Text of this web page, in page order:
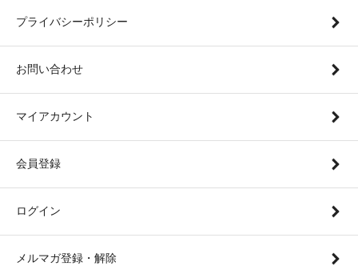
プライバシーポリシー
お問い合わせ
マイアカウント
会員登録
ログイン
メルマガ登録・解除